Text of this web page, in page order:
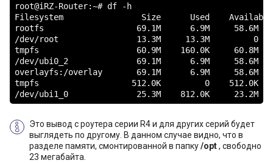
root@iRZ-Router:~# df -h
Filesystem                Size      Used    Available
rootfs                   69.1M      6.9M     58.6M
/dev/root                13.3M     13.3M         0
tmpfs                    60.9M    160.0K     60.8M
/dev/ubi0_2              69.1M      6.9M     58.6M
overlayfs:/overlay       69.1M      6.9M
tmpfs                   512.0K         0    512.0K
/dev/ubi1_0              25.3M    812.0K
Это вывод с роутера серии R4 и для других серий будет
выглядеть по другому. В данном случае видно, что в
разделе памяти, смонтированной в папку/opt, свободно
23 мегабайта.